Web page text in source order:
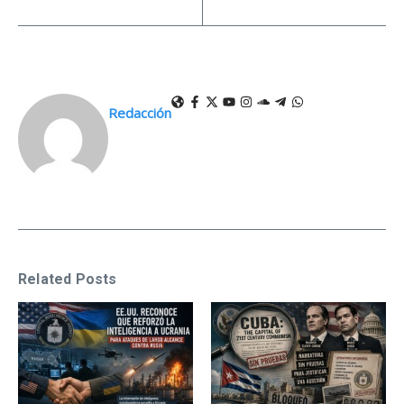
Redacción
Related Posts